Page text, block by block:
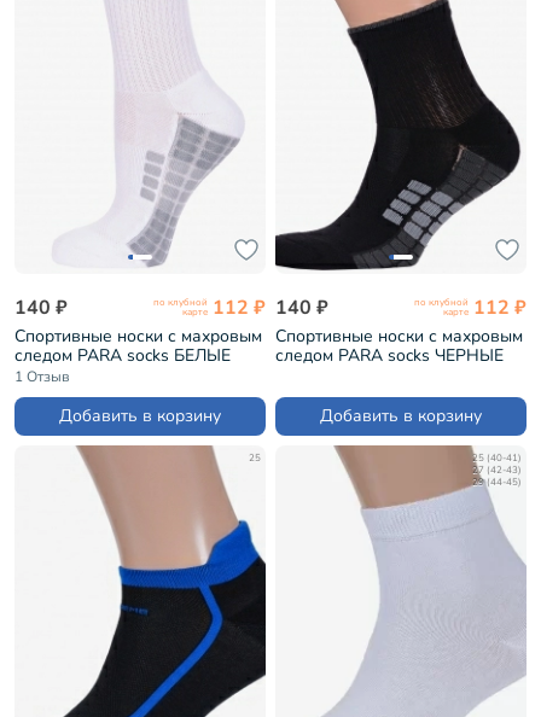
140 ₽ по клубной
карте 112 ₽
Спортивные носки с махровым
следом PARA socks БЕЛЫЕ
(13S05)
1 Отзыв
Добавить в корзину
140 ₽ по клубной
карте 112 ₽
Спортивные носки с махровым
следом PARA socks ЧЕРНЫЕ
Добавить в корзину
25
25 (40-41)
27 (42-43)
29 (44-45)